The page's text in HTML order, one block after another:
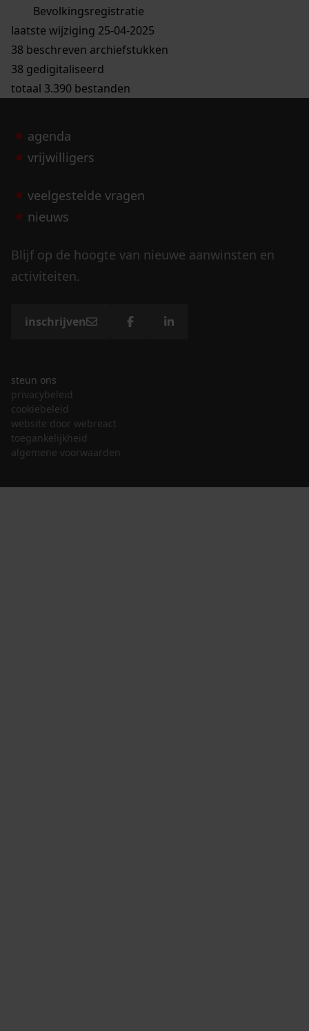
Bevolkingsregistratie
laatste wijziging 25-04-2025
38 beschreven archiefstukken
38 gedigitaliseerd
totaal 3.390 bestanden
agenda
vrijwilligers
veelgestelde vragen
nieuws
Blijf op de hoogte van nieuwe aanwinsten en
activiteiten.
inschrijven
steun ons
privacybeleid
cookiebeleid
website door webreact
toegankelijkheid
algemene voorwaarden